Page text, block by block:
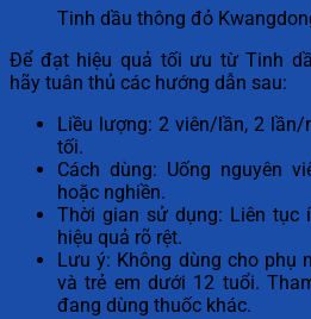
Tinh dầu thông đỏ
Để đạt hiệu quả tối ưu từ Tinh
hãy tuân thủ các hướng dẫn sau:
Liều lượng: 2 viên/lần, 2
tối.
Cách dùng: Uống nguyên
hoặc nghiền.
Thời gian sử dụng: Liên tục
hiệu quả rõ rệt.
Lưu ý: Không dùng cho phụ
và trẻ em dưới 12 tuổi.
đang dùng thuốc khác.